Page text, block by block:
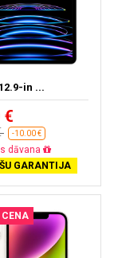
in ...
€
-10.00 €
dāvana
GARANTIJA
CENA